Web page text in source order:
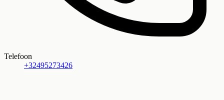
Telefoon
+32495273426